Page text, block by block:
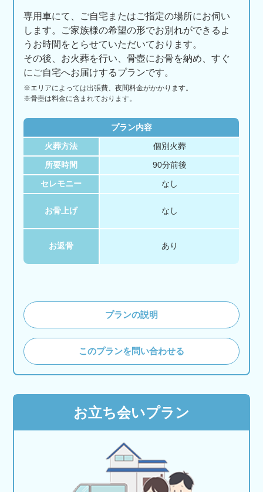
専用車にて、ご自宅またはご指定の場所にお伺い
します。ご家族様の希望の形でお別れができるよ
うお時間をとらせていただいております。
その後、お火葬を行い、骨壺にお骨を納め、すぐ
にご自宅へお届けするプランです。
※エリアによっては出張費、夜間料金がかかります。
※骨壺は料金に含まれております。
プラン内容
火葬方法 個別火葬
所要時間 90分前後
セレモニー なし
お骨上げ なし
お返骨 あり
プランの説明
このプランを問い合わせる
お立ち会いプラン